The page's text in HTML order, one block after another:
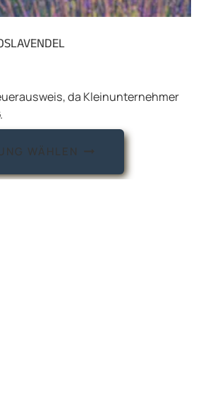
da Kleinunternehmer
WÄHLEN
Dieses
weist